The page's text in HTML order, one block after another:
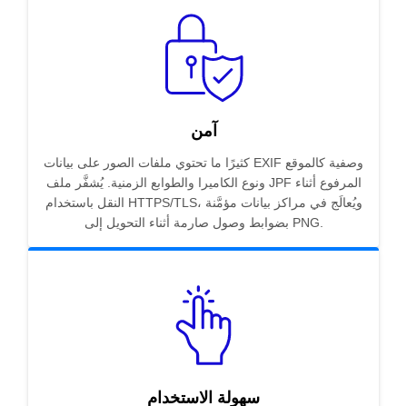
آمن
كثيرًا ما تحتوي ملفات الصور على بيانات EXIF وصفية كالموقع
ونوع الكاميرا والطوابع الزمنية. يُشفَّر ملف JPF المرفوع أثناء
النقل باستخدام HTTPS/TLS، ويُعالَج في مراكز بيانات مؤمَّنة
بضوابط وصول صارمة أثناء التحويل إلى PNG.
سهولة الاستخدام